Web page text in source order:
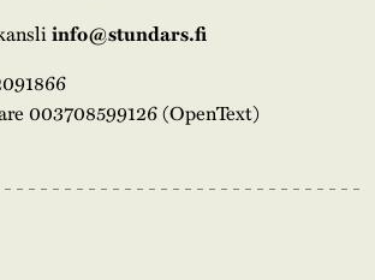
info@stundars.fi
003708599126 (OpenText)